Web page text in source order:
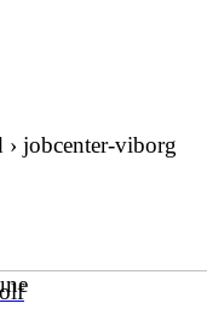
jobcenter-viborg